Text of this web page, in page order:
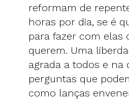
reformam de
horas por dia, se é
para fazer com elas
querem. Uma
agrada a todos e na
perguntas que
como lanças